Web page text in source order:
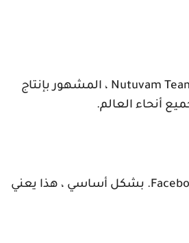
Nutuvam ، المشهور بإنتاج
أنحاء العالم.
. بشكل أساسي ، هذا يعني